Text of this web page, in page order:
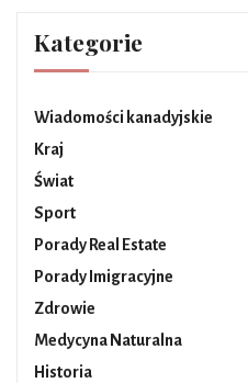
Kategorie
Wiadomości kanadyjskie
Kraj
Świat
Sport
Porady Real Estate
Porady Imigracyjne
Zdrowie
Medycyna Naturalna
Historia